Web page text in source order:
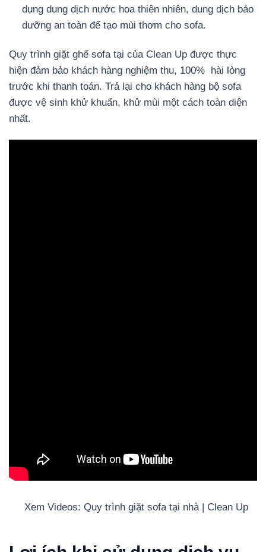
dụng dung dịch nước hoa thiên nhiên, dung dịch bảo
dưỡng an toàn để tạo mùi thơm cho sofa.
Quy trình giặt ghế sofa tại của Clean Up được thực
hiện đảm bảo khách hàng nghiệm thu, 100% hài lòng
trước khi thanh toán. Trả lại cho khách hàng bộ sofa
được vệ sinh khử khuẩn, khử mùi một cách toàn diện
nhất.
Xem Videos: Quy trình giặt sofa tại nhà | Clean Up